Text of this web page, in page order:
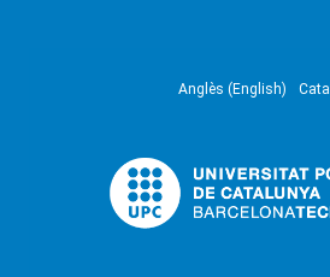
Anglès (English)